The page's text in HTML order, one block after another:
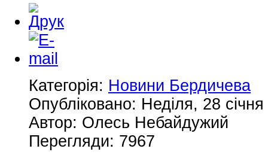
Категорія: Новини Бердичева
Опубліковано: Неділя, 28
Автор: Олесь Небайдужий
Перегляди: 7967